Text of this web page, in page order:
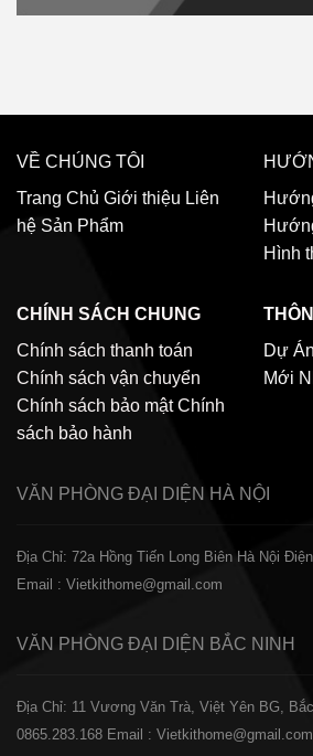
VỀ CHÚNG TÔI
Trang Chủ Giới thiệu Liên
hệ Sản Phẩm
Hình
CHÍNH SÁCH CHUNG
Chính sách thanh toán
Chính sách vận chuyển
Chính sách bảo mật Chính
sách bảo hành
Dự
Mới
VĂN PHÒNG ĐẠI DIỆN HÀ NỘI
Địa Chỉ: 72a Hồng Tiến Long Biên Hà Nội
Email : Vietkithome@gmail.com
VĂN PHÒNG ĐẠI DIỆN BẮC NINH
Địa Chỉ: 11 Vương Văn Trà, Việt Yên BG,
0865.283.168 Email : Vietkithome@gmail.com